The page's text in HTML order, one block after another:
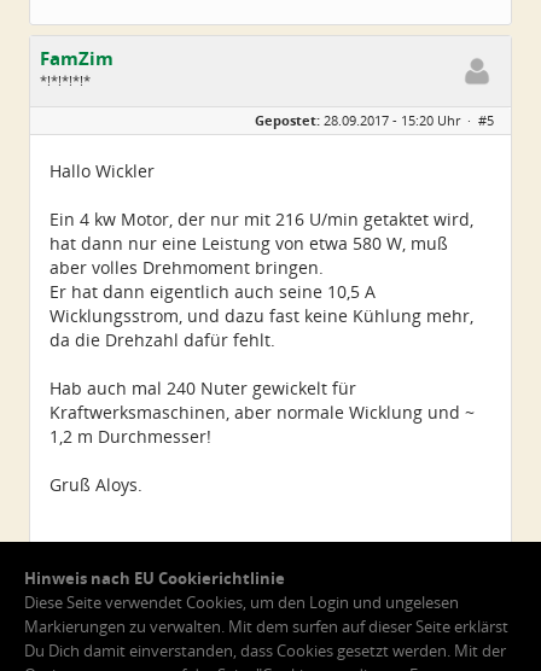
FamZim
*!*!*!*!*
Geschlecht:
Beiträge:
2350
Gepostet: 28.09.2017 - 15:20 Uhr · #5
Hallo Wickler
Ein 4 kw Motor, der nur mit 216 U/min getaktet wird,
hat dann nur eine Leistung von etwa 580 W, muß
aber volles Drehmoment bringen.
Er hat dann eigentlich auch seine 10,5 A
Wicklungsstrom, und dazu fast keine Kühlung mehr,
da die Drehzahl dafür fehlt.
Hab auch mal 240 Nuter gewickelt für
Kraftwerksmaschinen, aber normale Wicklung und ~
1,2 m Durchmesser!
Gruß Aloys.
Hinweis nach EU Cookierichtlinie
Diese Seite verwendet Cookies, um den Login und ungelesen
Markierungen zu verwalten. Mit dem surfen auf dieser Seite erklärst
Du Dich damit einverstanden, dass Cookies gesetzt werden. Mit der